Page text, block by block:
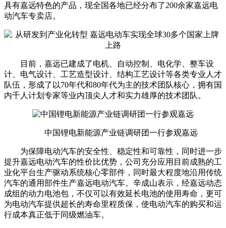
具有嘉远特色的产品，现全国各地已经分布了200余家嘉远电
动汽车专卖店。
目前，嘉远已建成了电机、自动控制、电化学、整车设
计、电气设计、工艺造型设计、结构工艺设计等各类专业人才
队伍，形成了以70年代和80年代为主的技术团队核心，拥有国
内千人计划专家等业内顶尖人才和实力雄厚的技术团队。
中国锂电新能源产业链调研团一行参观嘉远
为保障电动汽车的安全性、稳定性和可靠性，同时进一步
提升嘉远电动汽车的性价比优势，公司充分应用目前成熟的工
业化平台生产驱动系统核心零部件，同时最大程度地沿用传统
汽车的通用部件生产嘉远电动汽车。辛成山表示，经嘉远动态
成组的动力电池包，不仅可以有效延长电池的使用寿命，更可
为电动汽车提供超长的寿命里程质保，使电动汽车的购买和运
行成本真正低于同级燃油车。